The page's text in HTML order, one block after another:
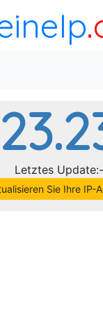
Letztes Update:-
Sie Ihre IP-